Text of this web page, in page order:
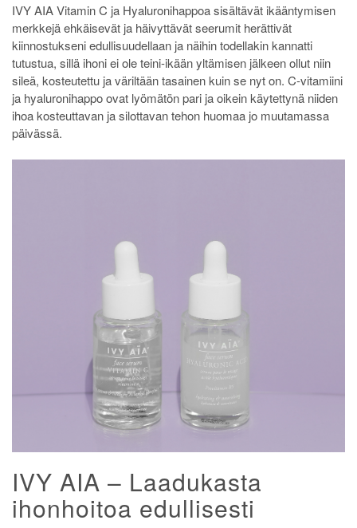
IVY AIA Vitamin C ja Hyaluronihappoa sisältävät ikääntymisen
merkkejä ehkäisevät ja häivyttävät seerumit herättivät
kiinnostukseni edullisuudellaan ja näihin todellakin kannatti
tutustua, sillä ihoni ei ole teini-ikään yltämisen jälkeen ollut niin
sileä, kosteutettu ja väriltään tasainen kuin se nyt on. C-vitamiini
ja hyaluronihappo ovat lyömätön pari ja oikein käytettynä niiden
ihoa kosteuttavan ja silottavan tehon huomaa jo muutamassa
päivässä.
IVY AIA – Laadukasta
ihonhoitoa edullisesti